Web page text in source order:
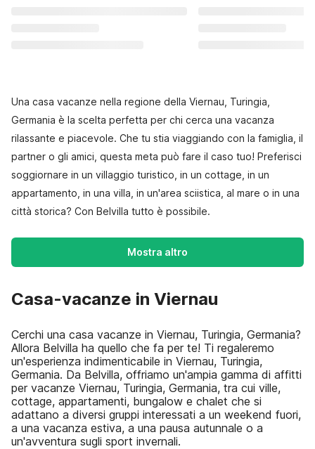
Una casa vacanze nella regione della Viernau, Turingia,
Germania è la scelta perfetta per chi cerca una vacanza
rilassante e piacevole. Che tu stia viaggiando con la famiglia, il
partner o gli amici, questa meta può fare il caso tuo! Preferisci
soggiornare in un villaggio turistico, in un cottage, in un
appartamento, in una villa, in un'area sciistica, al mare o in una
città storica? Con Belvilla tutto è possibile.
Mostra altro
Casa-vacanze in Viernau
Cerchi una casa vacanze in Viernau, Turingia, Germania?
Allora Belvilla ha quello che fa per te! Ti regaleremo
un'esperienza indimenticabile in Viernau, Turingia,
Germania. Da Belvilla, offriamo un'ampia gamma di affitti
per vacanze Viernau, Turingia, Germania, tra cui ville,
cottage, appartamenti, bungalow e chalet che si
adattano a diversi gruppi interessati a un weekend fuori,
a una vacanza estiva, a una pausa autunnale o a
un'avventura sugli sport invernali.